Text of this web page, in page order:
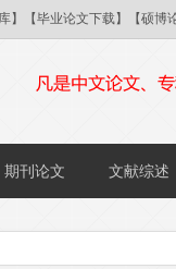
】【毕业论文下载】【硕
期刊论文 文献综述